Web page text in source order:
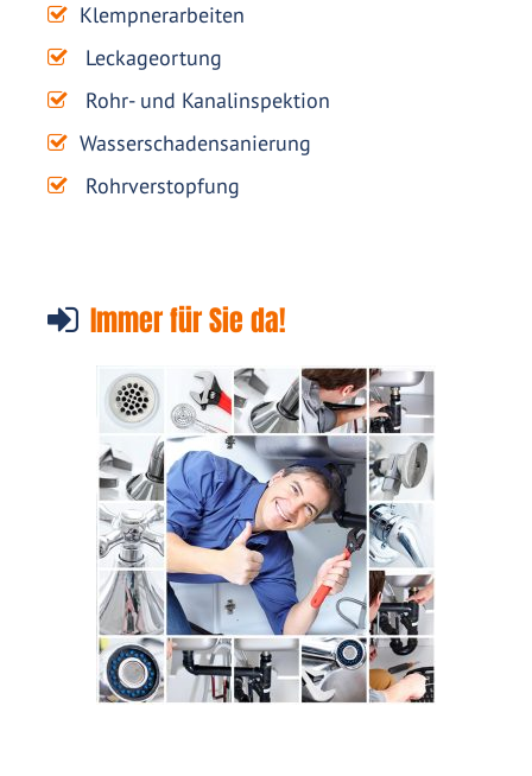
Klempnerarbeiten
Leckageortung
Rohr- und Kanalinspektion
Wasserschadensanierung
Rohrverstopfung
Immer für Sie da!